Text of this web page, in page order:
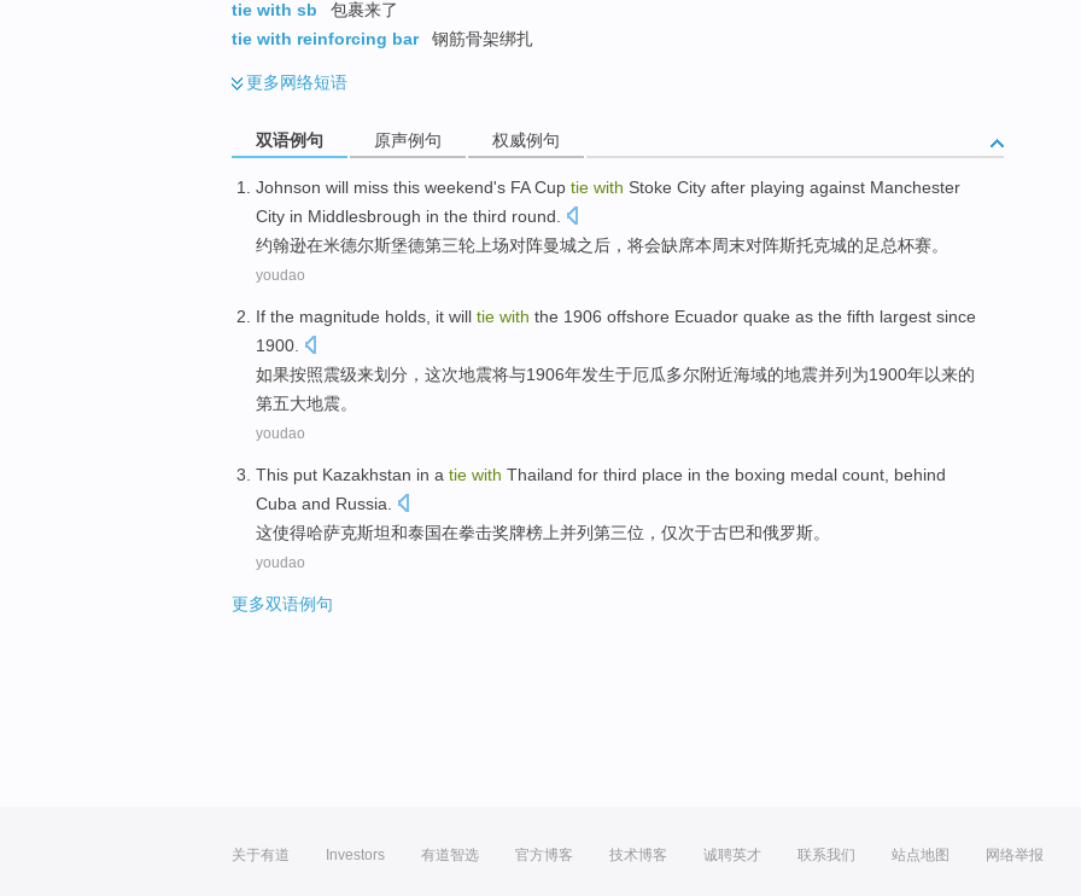
tie with sb
包裹来了
tie with reinforcing bar
钢筋骨架绑扎
更多网络短语
双语例句 原声例句 权威例句
Johnson will miss this weekend's FA Cup tie with Stoke City after playing against Manchester
City in Middlesbrough in the third round.
约翰逊在米德尔斯堡德第三轮上场对阵曼城之后 ， 将会缺席本周末对阵斯托克城的足总杯赛。
youdao
If the magnitude holds, it will tie with the 1906 offshore Ecuador quake as the fifth largest since
1900.
如果按照震级来划分，这次地震将与1906年发生于厄瓜多尔附近海域的地震并列为1900年以来的
第五大地震。
youdao
This put Kazakhstan in a tie with Thailand for third place in the boxing medal count behind
Cuba and Russia
这使得哈萨克斯坦和泰国在拳击奖牌榜 上并列第三位 ， 仅次于古巴和俄罗斯。
youdao
更多双语例句
关于有道 Investors 有道智选 官方博客 技术博客 诚聘英才 联系我们 站点地图 网络举报